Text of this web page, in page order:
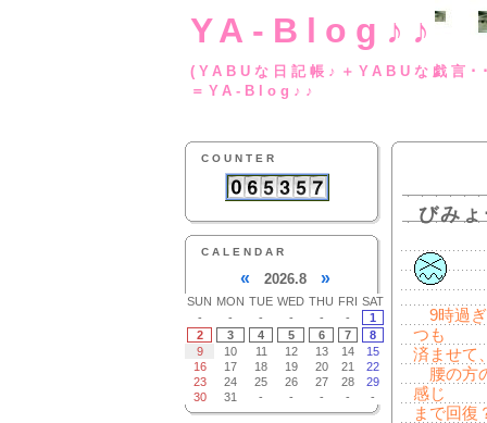
YA-Blog♪♪
(YABUな日記帳♪
＝YA-Blog♪♪
COUNTER
CALENDAR
« 2026.8 »
SUN MON TUE WED THU FRI SAT
-
- - - - -
1
2
3 4 5 6 7
8
9
10 11 12 13 14
15
16
17 18 19 20 21
22
23
24 25 26 27 28
29
30
31 - - - - -
びみ
9時過ぎ
つも
済ませて
腰の方
感じ
まで回復